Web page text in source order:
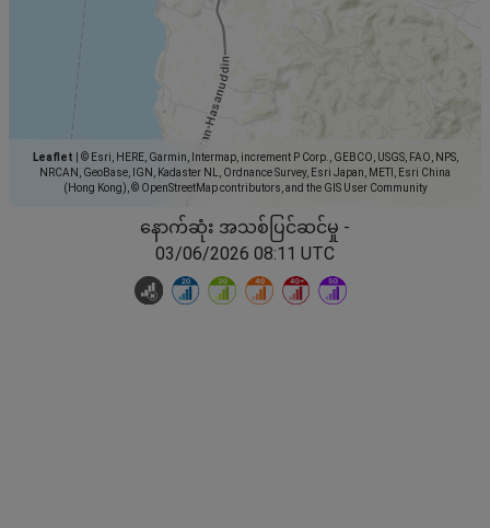
Leaflet
© Esri, HERE, Garmin, Intermap, increment P Corp., GEBCO, USGS, FAO, NPS,
NRCAN, GeoBase, IGN, Kadaster NL, Ordnance Survey, Esri Japan, METI, Esri China
(Hong Kong), © OpenStreetMap contributors, and the GIS User Community
နောက်ဆုံး အသစ်ပြင်ဆင်မှု -
03/06/2026 08:11 UTC